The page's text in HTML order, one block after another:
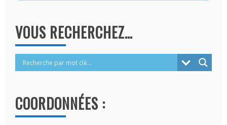
VOUS RECHERCHEZ…
COORDONNÉES :